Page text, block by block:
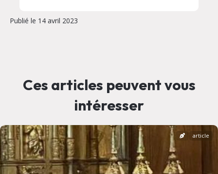
Publié le 14 avril 2023
Ces articles peuvent vous
intéresser
article